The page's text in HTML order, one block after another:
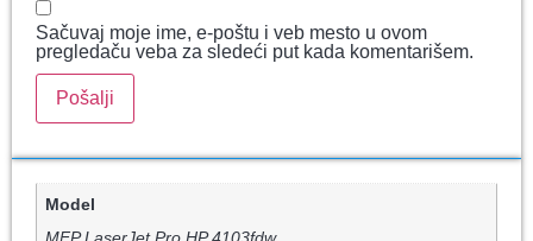
Sačuvaj moje ime, e-poštu i veb mesto u ovom
pregledaču veba za sledeći put kada komentarišem.
Model